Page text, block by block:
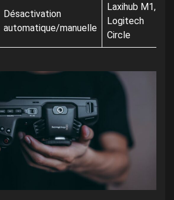
Désactivation
automatique/manuelle
Laxihub M1,
Logitech
Circle